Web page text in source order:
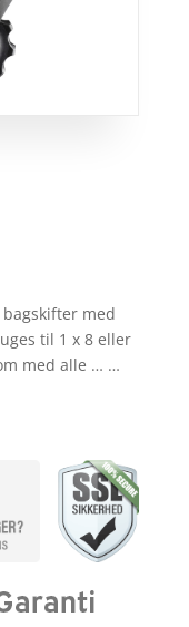
bagskifter med
til 1 x 8 eller
med alle … …